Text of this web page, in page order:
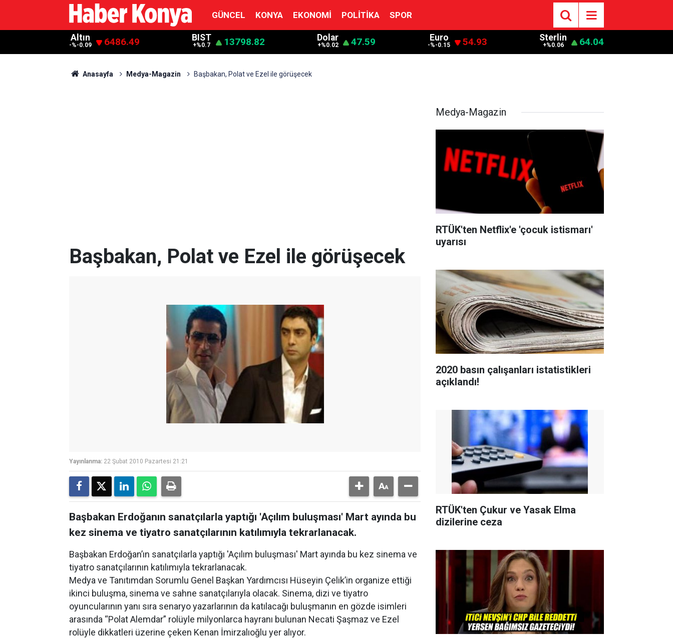
GÜNCEL KONYA EKONOMI POLITIKA SPOR
Altın
-%-0.09 6486.49 BIST
+%0.7 13798.82 Dolar
+%0.02 47.59 Euro
-%-0.15 54.93 Sterlin
+%0.06 64.04
Anasayfa Medya-Magazin Başbakan, Polat ve Ezel ile görüşecek
Başbakan, Polat ve Ezel ile görüşecek
Yayınlanma: 22 Şubat 2010 Pazartesi 21:21
Başbakan Erdoğanın sanatçılarla yaptığı 'Açılım buluşması' Mart ayında bu
kez sinema ve tiyatro sanatçılarının katılımıyla tekrarlanacak.
Başbakan Erdoğan’ın sanatçılarla yaptığı 'Açılım buluşması' Mart ayında bu kez sinema ve
tiyatro sanatçılarının katılımıyla tekrarlanacak.
Medya ve Tanıtımdan Sorumlu Genel Başkan Yardımcısı Hüseyin Çelik’in organize ettiği
ikinci buluşma, sinema ve sahne sanatçılarıyla olacak. Sinema, dizi ve tiyatro
oyuncularının yanı sıra senaryo yazarlarının da katılacağı buluşmanın en gözde isimleri
arasında “Polat Alemdar” rolüyle milyonlarca hayranı bulunan Necati Şaşmaz ve Ezel
rolüyle dikkatleri üzerine çeken Kenan İmirzalıoğlu yer alıyor.
Medya-Magazin
RTÜK'ten Netflix'e 'çocuk istismarı'
uyarısı
2020 basın çalışanları istatistikleri
açıklandı!
RTÜK'ten Çukur ve Yasak Elma
dizilerine ceza